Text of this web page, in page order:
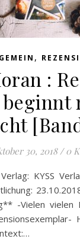
,
:
30, 2018 / 0
-Vielen vielen